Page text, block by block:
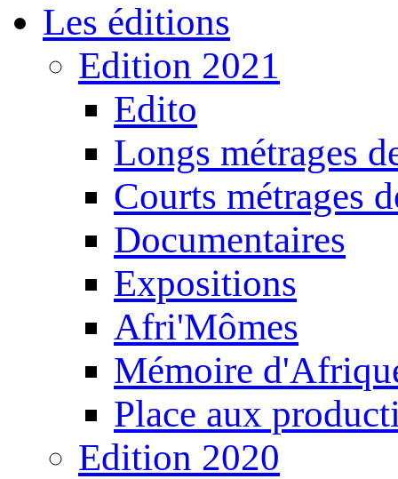
Les éditions
Edition 2021
Edito
Longs métrages
Courts métrages
Documentaires
Expositions
Afri'Mômes
Mémoire
Place aux
Edition 2020